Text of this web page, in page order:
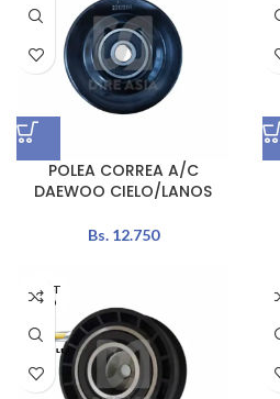
POLEA CORREA A/C
DAEWOO CIELO/LANOS
Bs.12.750
AGOT
ADO